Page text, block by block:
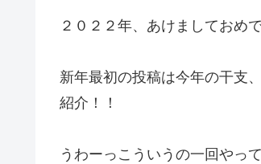
２０２２年、あけましておめ
新年最初の投稿は今年の干支
紹介！！
うわーっこういうの一回やっ